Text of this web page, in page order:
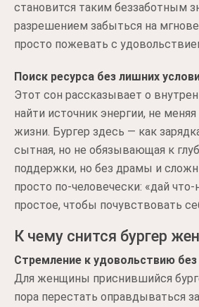
становится таким беззаботным
разрешением забыться на
просто пожевать с
Поиск ресурса без лишних
Этот сон рассказывает о
найти источник энергии, не
жизни. Бургер здесь — как
сытная, но не обязывающая к
поддержки, но без драмы и
просто по-человечески: «дай что-
простое, чтобы почувствовать
К чему снится бургер
Стремление к удовольствию
Для женщины приснившийся
пора перестать оправдываться